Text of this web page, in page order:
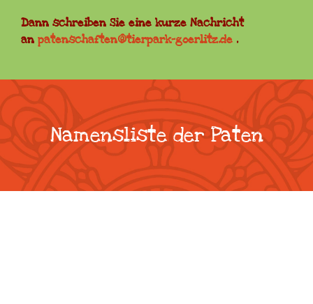
Dann schreiben Sie eine kurze Nachricht
an patenschaften@tierpark-goerlitz.de .
Namensliste der Paten